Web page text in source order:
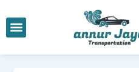
ke
konten
Menu